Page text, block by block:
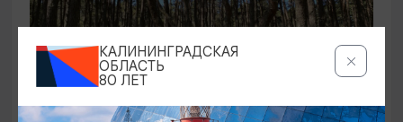
ЭКСКУРСИИ УЧРЕЖДЕНИЙ КУЛЬТУРЫ
КАЛИНИНГРАДСКАЯ
ОБЛАСТЬ
80 ЛЕТ